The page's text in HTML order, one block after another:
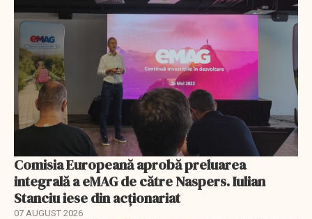
Comisia Europeană aprobă preluarea
integrală a eMAG de către Naspers. Iulian
Stanciu iese din acționariat
07 AUGUST 2026